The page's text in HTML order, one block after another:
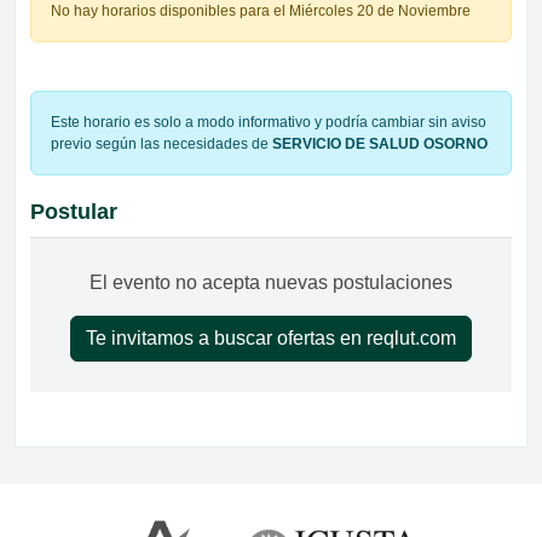
No hay horarios disponibles para el Miércoles 20 de Noviembre
Este horario es solo a modo informativo y podría cambiar sin aviso
previo según las necesidades de SERVICIO DE SALUD OSORNO
Postular
El evento no acepta nuevas postulaciones
Te invitamos a buscar ofertas en reqlut.com